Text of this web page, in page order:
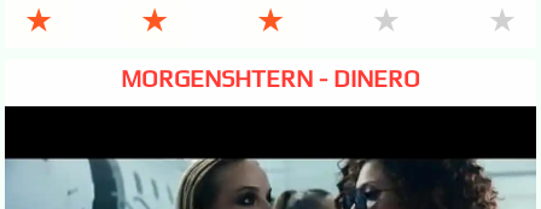
★ ★ ★ ★ ★
MORGENSHTERN - DINERO